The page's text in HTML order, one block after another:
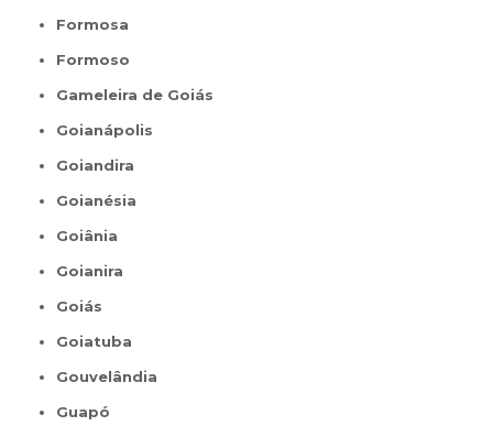
Formosa
Formoso
Gameleira de Goiás
Goianápolis
Goiandira
Goianésia
Goiânia
Goianira
Goiás
Goiatuba
Gouvelândia
Guapó